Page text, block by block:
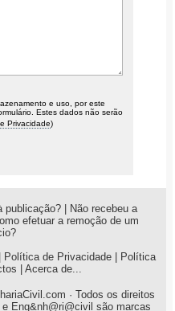
e uso, por este
Estes dados não serão
Privacidade)
publicação?
Não recebeu a
efetuar a remoção de um
Política de Privacidade
Política
Acerca de...
· Todos os direitos
Eng&nh@ri@civil são marcas